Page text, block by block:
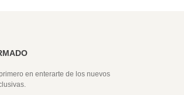
en enterarte de los nuevos